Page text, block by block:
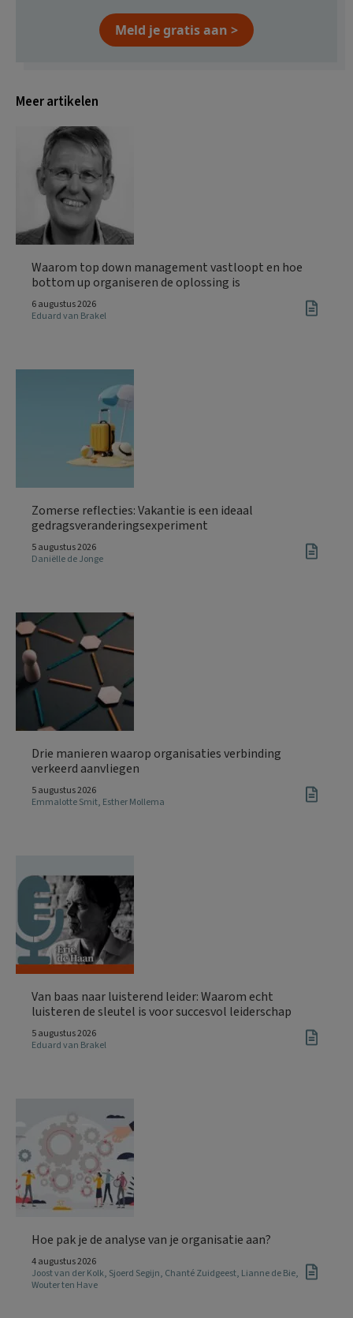
Meld je gratis aan >
Meer artikelen
Waarom top down management vastloopt en hoe
bottom up organiseren de oplossing is
6 augustus 2026
Eduard van Brakel
Zomerse reflecties: Vakantie is een ideaal
gedragsveranderingsexperiment
5 augustus 2026
Daniëlle de Jonge
Drie manieren waarop organisaties verbinding
verkeerd aanvliegen
5 augustus 2026
Emmalotte Smit, Esther Mollema
Van baas naar luisterend leider: Waarom echt
luisteren de sleutel is voor succesvol leiderschap
5 augustus 2026
Eduard van Brakel
Hoe pak je de analyse van je organisatie aan?
4 augustus 2026
Joost van der Kolk, Sjoerd Segijn, Chanté Zuidgeest, Lianne de Bie,
Wouter ten Have